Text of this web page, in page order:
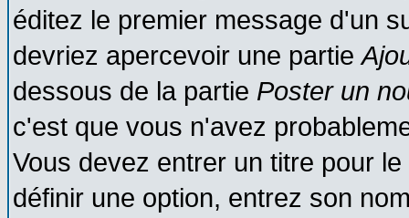
éditez le premier message d'un
devriez apercevoir une partie
dessous de la partie Poster un
c'est que vous n'avez
Vous devez entrer un titre pour
définir une option, entrez son